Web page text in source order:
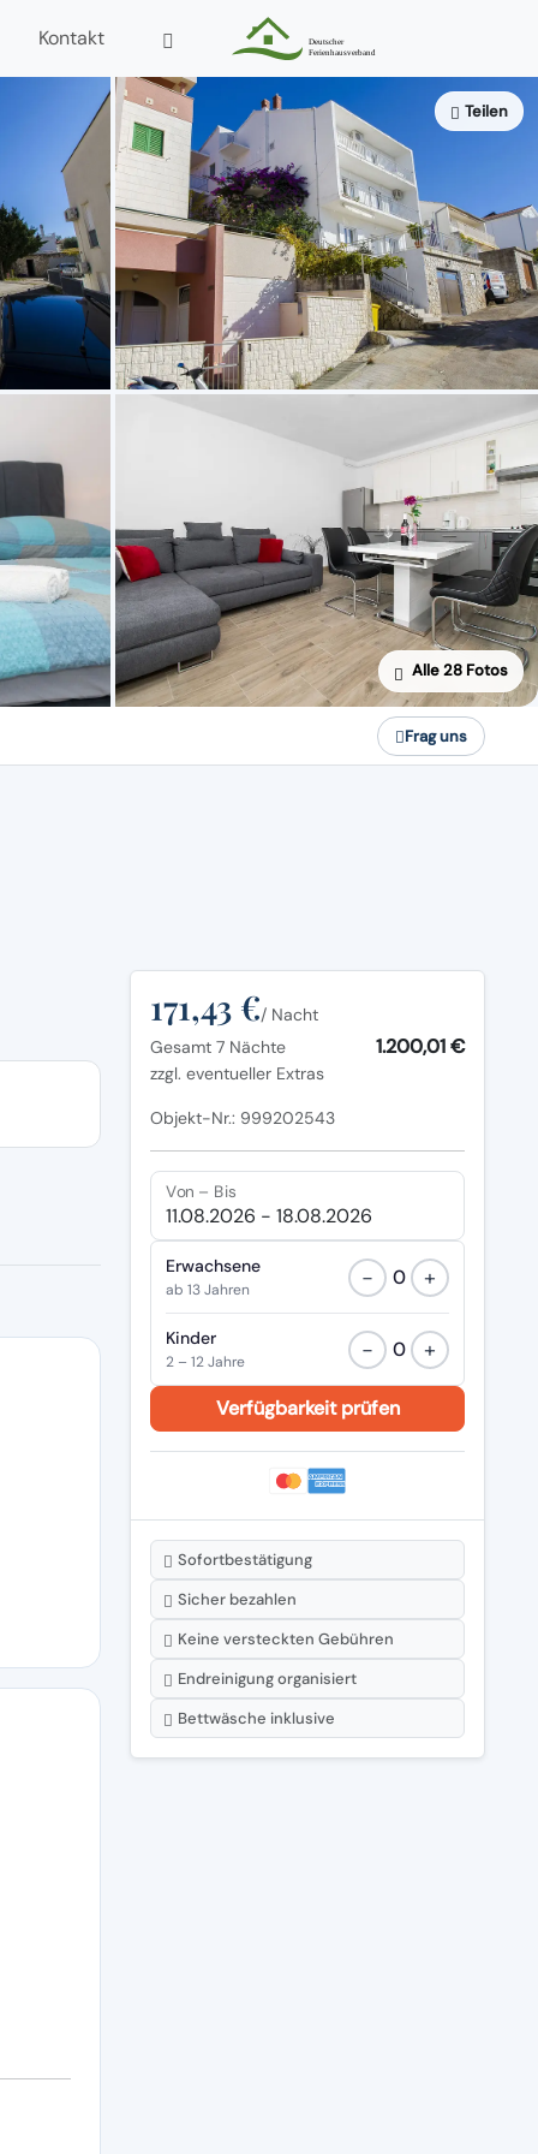
Kontakt
Teilen
Alle 28 Fotos
Frag uns
171,43 €/ Nacht
Gesamt 7 Nächte
1.200,01 €
zzgl. eventueller Extras
Objekt-Nr.: 999202543
Von – Bis
Erwachsene
ab 13 Jahren − 0 +
Kinder
2 – 12 Jahre − 0 +
Sofortbestätigung
Sicher bezahlen
Keine versteckten Gebühren
Endreinigung organisiert
Bettwäsche inklusive